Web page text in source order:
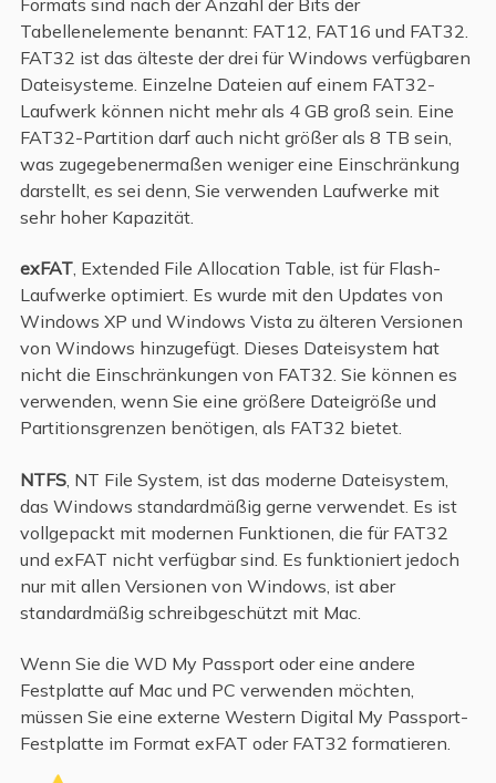
Tabellenelemente benannt: FAT12, FAT16 und FAT32.
FAT32 ist das älteste der drei für Windows verfügbaren
Dateisysteme. Einzelne Dateien auf einem FAT32-
Laufwerk können nicht mehr als 4 GB groß sein. Eine
FAT32-Partition darf auch nicht größer als 8 TB sein,
was zugegebenermaßen weniger eine Einschränkung
darstellt, es sei denn, Sie verwenden Laufwerke mit
sehr hoher Kapazität.
exFAT, Extended File Allocation Table, ist für Flash-
Laufwerke optimiert. Es wurde mit den Updates von
Windows XP und Windows Vista zu älteren Versionen
von Windows hinzugefügt. Dieses Dateisystem hat
nicht die Einschränkungen von FAT32. Sie können es
verwenden, wenn Sie eine größere Dateigröße und
Partitionsgrenzen benötigen, als FAT32 bietet.
NTFS, NT File System, ist das moderne Dateisystem,
das Windows standardmäßig gerne verwendet. Es ist
vollgepackt mit modernen Funktionen, die für FAT32
und exFAT nicht verfügbar sind. Es funktioniert jedoch
nur mit allen Versionen von Windows, ist aber
standardmäßig schreibgeschützt mit Mac.
Wenn Sie die WD My Passport oder eine andere
Festplatte auf Mac und PC verwenden möchten,
müssen Sie eine externe Western Digital My Passport-
Festplatte im Format exFAT oder FAT32 formatieren.